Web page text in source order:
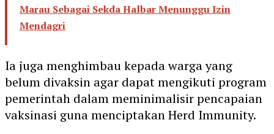
Marau Sebagai Sekda Halbar Menunggu Izin
Mendagri
Ia juga menghimbau kepada warga yang
belum divaksin agar dapat mengikuti program
pemerintah dalam meminimalisir pencapaian
vaksinasi guna menciptakan Herd Immunity.